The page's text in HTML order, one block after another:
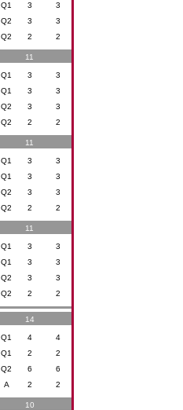
Q1 3 3
Q2 3 3
Q2 2 2
11
Q1 3 3
Q1 3 3
Q2 3 3
Q2 2 2
11
Q1 3 3
Q1 3 3
Q2 3 3
Q2 2 2
11
Q1 3 3
Q1 3 3
Q2 3 3
Q2 2 2
14
Q1 4 4
Q1 2 2
Q2 6 6
A 2 2
10